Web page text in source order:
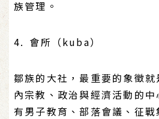
族管理。
4. 會所（kuba）
鄒族的大社，最重要的象徵
內宗教、政治與經濟活動的
有男子教育、部落會議、征